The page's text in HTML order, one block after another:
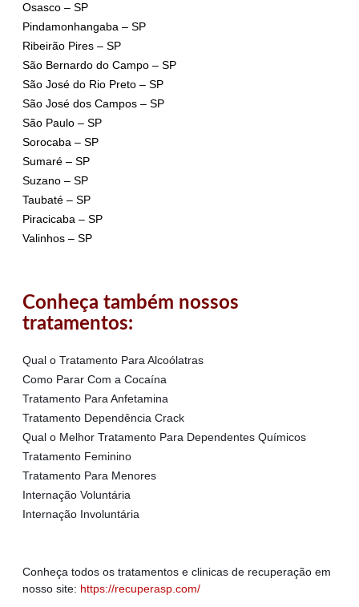
Osasco – SP
Pindamonhangaba – SP
Ribeirão Pires – SP
São Bernardo do Campo – SP
São José do Rio Preto – SP
São José dos Campos – SP
São Paulo – SP
Sorocaba – SP
Sumaré – SP
Suzano – SP
Taubaté – SP
Piracicaba – SP
Valinhos – SP
Conheça também nossos
tratamentos:
Qual o Tratamento Para Alcoólatras
Como Parar Com a Cocaína
Tratamento Para Anfetamina
Tratamento Dependência Crack
Qual o Melhor Tratamento Para Dependentes Químicos
Tratamento Feminino
Tratamento Para Menores
Internação Voluntária
Internação Involuntária
Conheça todos os tratamentos e clinicas de recuperação em
nosso site: https://recuperasp.com/